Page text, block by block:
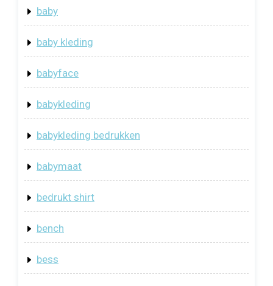
baby
baby kleding
babyface
babykleding
babykleding bedrukken
babymaat
bedrukt shirt
bench
bess